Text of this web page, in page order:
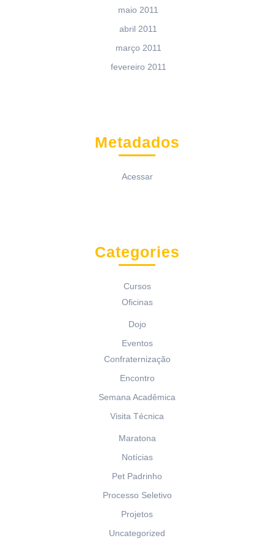
maio 2011
abril 2011
março 2011
fevereiro 2011
Metadados
Acessar
Categories
Cursos
Oficinas
Dojo
Eventos
Confraternização
Encontro
Semana Acadêmica
Visita Técnica
Maratona
Notícias
Pet Padrinho
Processo Seletivo
Projetos
Uncategorized